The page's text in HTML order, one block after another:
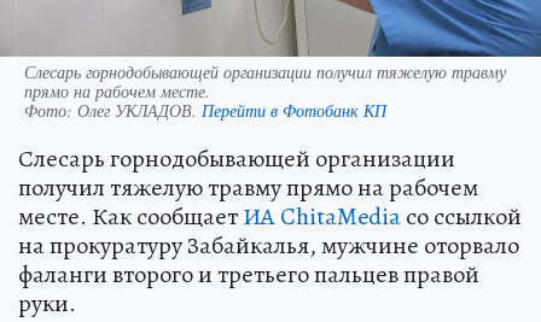
Слесарь горнодобывающей организации получил тяжелую травму
прямо на рабочем месте.
Фото: Олег УКЛАДОВ. Перейти в Фотобанк КП
Слесарь горнодобывающей организации
получил тяжелую травму прямо на рабочем
месте. Как сообщаетИА ChitaMediaсо ссылкой
на прокуратуру Забайкалья, мужчине оторвало
фаланги второго и третьего пальцев правой
руки.